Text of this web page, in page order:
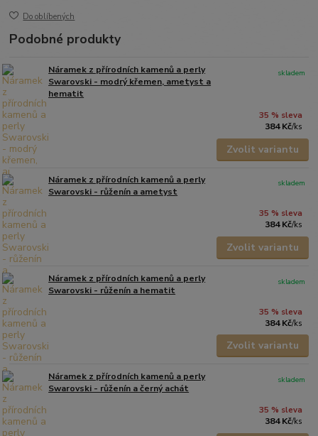
Do oblíbených
Podobné produkty
Náramek z přírodních kamenů a perly
Swarovski - modrý křemen, ametyst a
hematit
35 % sleva
384 Kč/ks
skladem
Zvolit variantu
Náramek z přírodních kamenů a perly
Swarovski - růženín a ametyst
35 % sleva
384 Kč/ks
skladem
Zvolit variantu
Náramek z přírodních kamenů a perly
Swarovski - růženín a hematit
35 % sleva
384 Kč/ks
skladem
Zvolit variantu
Náramek z přírodních kamenů a perly
Swarovski - růženín a černý achát
35 % sleva
384 Kč/ks
skladem